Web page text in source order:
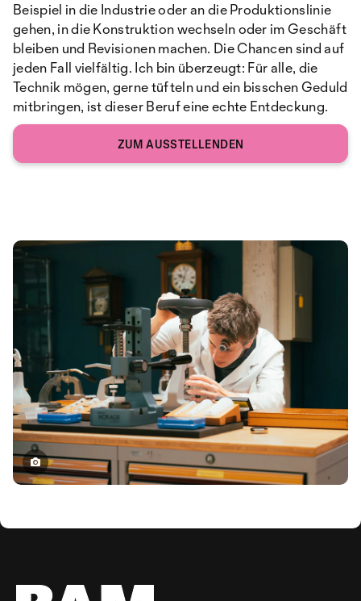
Beispiel in die Industrie oder an die Produktionslinie
gehen, in die Konstruktion wechseln oder im Geschäft
bleiben und Revisionen machen. Die Chancen sind auf
jeden Fall vielfältig. Ich bin überzeugt: Für alle, die
Technik mögen, gerne tüfteln und ein bisschen Geduld
mitbringen, ist dieser Beruf eine echte Entdeckung.
ZUM AUSSTELLENDEN